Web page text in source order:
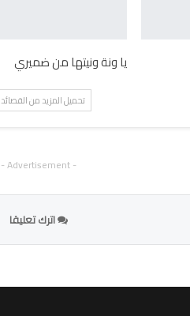
يا ونة ونيتها من ضميري
تحميل المزيد من القصائد
- Advertisement -
اترك تعليقا